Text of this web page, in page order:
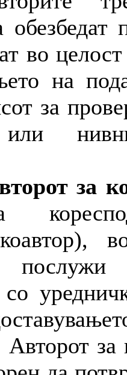
во
на
за
или
за
коавтор),
послужи
за